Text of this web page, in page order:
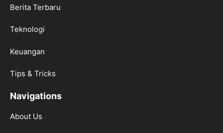
Berita Terbaru
Teknologi
Keuangan
Tips & Tricks
Navigations
About Us